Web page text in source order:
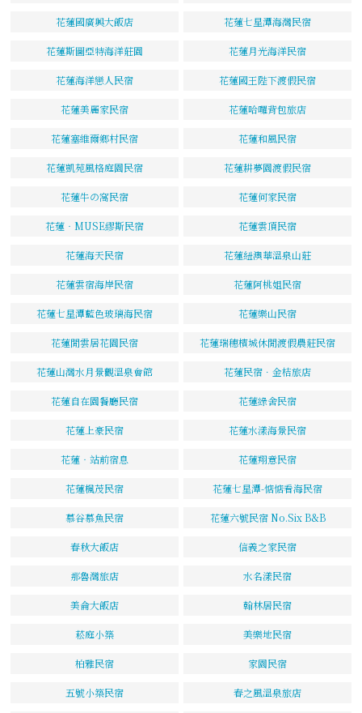
花蓮國廣興大飯店 花蓮七星潭海灣民宿
花蓮斯圖亞特海洋莊園 花蓮月光海洋民宿
花蓮海洋戀人民宿 花蓮國王陛下渡假民宿
花蓮美麗家民宿 花蓮哈囉背包旅店
花蓮塞維爾鄉村民宿 花蓮和風民宿
花蓮凱苑風格庭園民宿 花蓮耕夢園渡假民宿
花蓮牛の窩民宿 花蓮何家民宿
花蓮‧MUSE繆斯民宿 花蓮雲頂民宿
花蓮海天民宿 花蓮紐澳華溫泉山莊
花蓮雲宿海岸民宿 花蓮阿桃姐民宿
花蓮七星潭藍色玻璃海民宿 花蓮樂山民宿
花蓮閒雲居花園民宿 花蓮瑞穗檳城休閒渡假農莊民宿
花蓮山灣水月景觀溫泉會館 花蓮民宿．金桔旅店
花蓮自在園餐廳民宿 花蓮綠舍民宿
花蓮上豪民宿 花蓮水漾海景民宿
花蓮‧站前宿息 花蓮翔意民宿
花蓮楓茂民宿 花蓮七星潭-惦惦看海民宿
慕谷慕魚民宿 花蓮六號民宿 No.Six B&B
春秋大飯店 信義之家民宿
那魯灣旅店 水名漾民宿
美侖大飯店 翰林居民宿
菘庭小築 美樂地民宿
柏雅民宿 家園民宿
五號小築民宿 春之風溫泉旅店